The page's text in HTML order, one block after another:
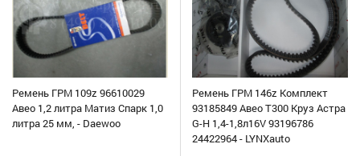
Ремень ГРМ 109z 96610029
Авео 1,2 литра Матиз Спарк 1,0
литра 25 мм, - Daewoo
Ремень ГРМ 146z Комплект
93185849 Авео Т300 Круз Астра
G-H 1,4-1,8л16V 93196786
24422964 - LYNXauto